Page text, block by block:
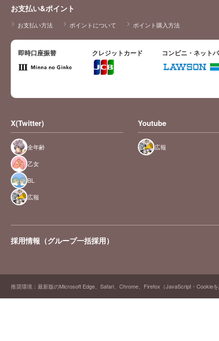
お支払い&ポイント
お支払い方法 ポイントについて ポイント購入方法
即時口座振替 クレジットカード コンビニ・ネット
X(Twitter)
全年齢
乙女
BL
広報
Youtube
広報
採用情報（グループ一括採用）
推奨環境：最新版のMicrosoft Edge、Safari、Chrome、Firefox（JavaScript・Cookie